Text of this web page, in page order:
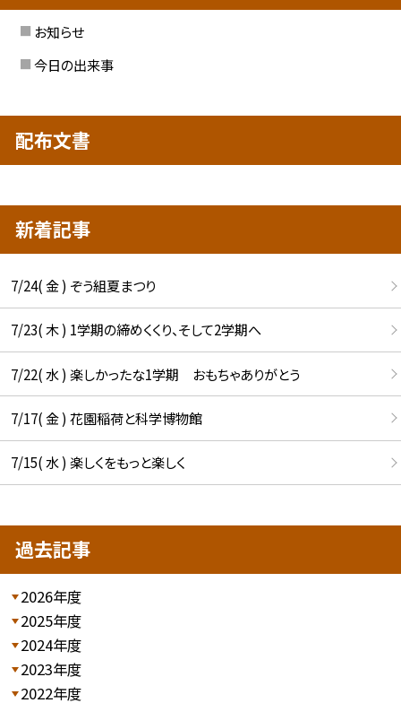
お知らせ
今日の出来事
配布文書
新着記事
7/24( 金 ) ぞう組夏まつり
7/23( 木 ) 1学期の締めくくり、そして2学期へ
7/22( 水 ) 楽しかったな1学期 おもちゃありがとう
7/17( 金 ) 花園稲荷と科学博物館
7/15( 水 ) 楽しくをもっと楽しく
過去記事
2026年度
2025年度
2024年度
2023年度
2022年度